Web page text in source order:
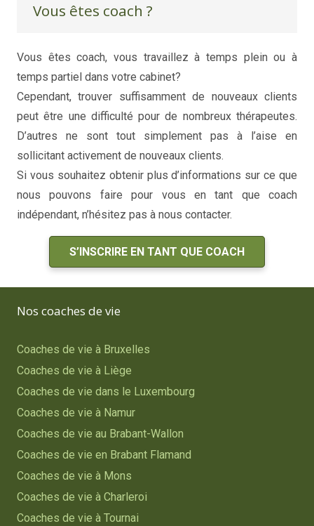
Vous êtes coach ?
Vous êtes coach, vous travaillez à temps plein ou à
temps partiel dans votre cabinet?
Cependant, trouver suffisamment de nouveaux clients
peut être une difficulté pour de nombreux thérapeutes.
D’autres ne sont tout simplement pas à l’aise en
sollicitant activement de nouveaux clients.
Si vous souhaitez obtenir plus d’informations sur ce que
nous pouvons faire pour vous en tant que coach
indépendant, n’hésitez pas à nous contacter.
S’INSCRIRE EN TANT QUE COACH
Nos coaches de vie
Coaches de vie à Bruxelles
Coaches de vie à Liège
Coaches de vie dans le Luxembourg
Coaches de vie à Namur
Coaches de vie au Brabant-Wallon
Coaches de vie en Brabant Flamand
Coaches de vie à Mons
Coaches de vie à Charleroi
Coaches de vie à Tournai